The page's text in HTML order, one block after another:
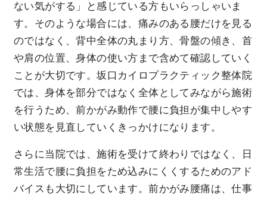
ない気がする」と感じている方もいらっしゃいま
す。そのような場合には、痛みのある腰だけを見る
のではなく、背中全体の丸まり方、骨盤の傾き、首
や肩の位置、身体の使い方まで含めて確認していく
ことが大切です。坂口カイロプラクティック整体院
では、身体を部分ではなく全体としてみながら施術
を行うため、前かがみ動作で腰に負担が集中しやす
い状態を見直していくきっかけになります。
さらに当院では、施術を受けて終わりではなく、日
常生活で腰に負担をため込みにくくするためのアド
バイスも大切にしています。前かがみ腰痛は、仕事